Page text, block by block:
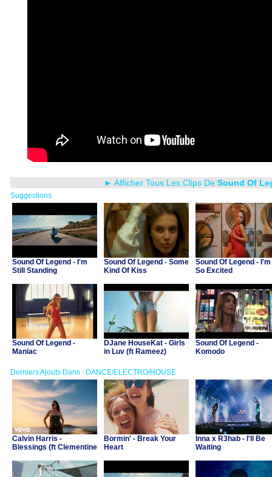
► Afficher Tous Les Clips De Sound Of
Suggestions
Sound Of Legend - I'm
Still Standing
Sound Of Legend - Some
Kind Of Kiss
Sound Of Legend - I'm
So Excited
Sound Of Legend -
Maniac
DJane HouseKat - Girls
in Luv (ft Rameez)
Sound Of Legend -
Komodo
Derniers Ajouts Dans : DANCE/ELECTRO/HOUSE
Calvin Harris -
Blessings (ft Clementine
Bormin' - Break Your
Heart
Inna x R3hab - I'll Be
Waiting